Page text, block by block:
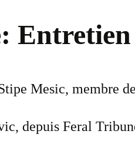
Entretien
Mesic, membre
depuis Feral